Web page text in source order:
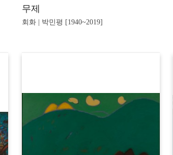
무제
회화 | 박민평 [1940~2019]